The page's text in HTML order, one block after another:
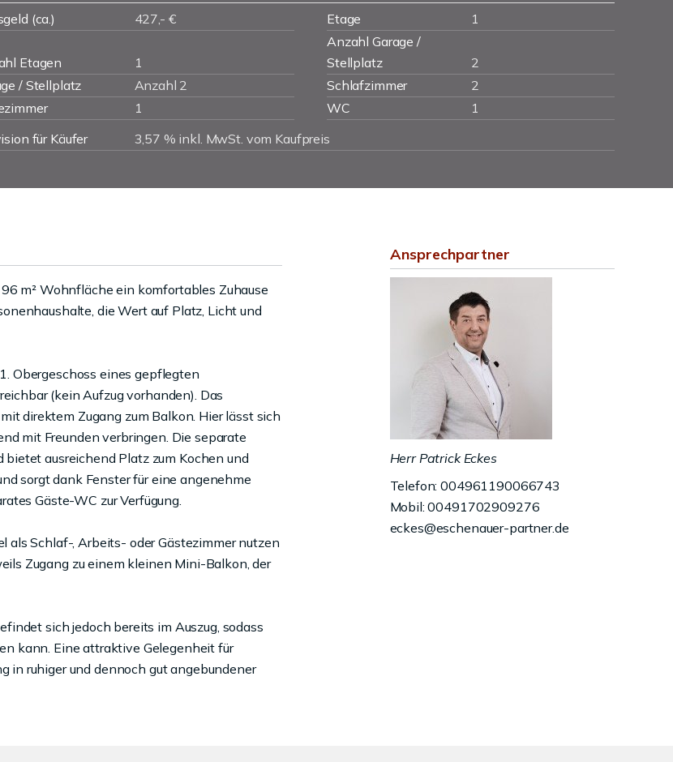
(ca.) 427,- € Etage 1
Etagen 1
Anzahl Garage /
Stellplatz
2
/ Stellplatz
Anzahl 2 Schlafzimmer
2
1 WC
1
für Käufer
3,57 % inkl. MwSt. vom Kaufpreis
m² Wohnfläche ein komfortables Zuhause
die Wert auf Platz, Licht und
Obergeschoss eines gepflegten
(kein Aufzug vorhanden). Das
direktem Zugang zum Balkon. Hier lässt sich
mit Freunden verbringen. Die separate
ausreichend Platz zum Kochen und
sorgt dank Fenster für eine angenehme
Gäste-WC zur Verfügung.
als Schlaf-, Arbeits- oder Gästezimmer nutzen
Zugang zu einem kleinen Mini-Balkon, der
sich jedoch bereits im Auszug, sodass
kann. Eine attraktive Gelegenheit für
in ruhiger und dennoch gut angebundener
Ansprechpartner
Herr Patrick Eckes
Telefon: 004961190066743
Mobil: 00491702909276
eckes@eschenauer-partner.de